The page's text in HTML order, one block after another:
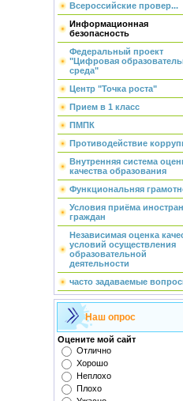
Всероссийские провер...
Информационная
безопасность
Федеральный проект
"Цифровая
среда"
Центр "Точка роста"
Прием в 1 класс
ПМПК
Противодействие
Внутренняя система
качества образования
Функциональняя
Условия приёма
граждан
Независимая оценка
условий осуществления
образовательной
деятельности
часто задаваемые
Наш опрос
Оцените мой сайт
Отлично
Хорошо
Неплохо
Плохо